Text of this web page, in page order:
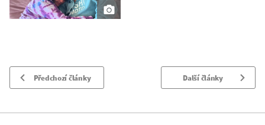
Předchozí články Další články